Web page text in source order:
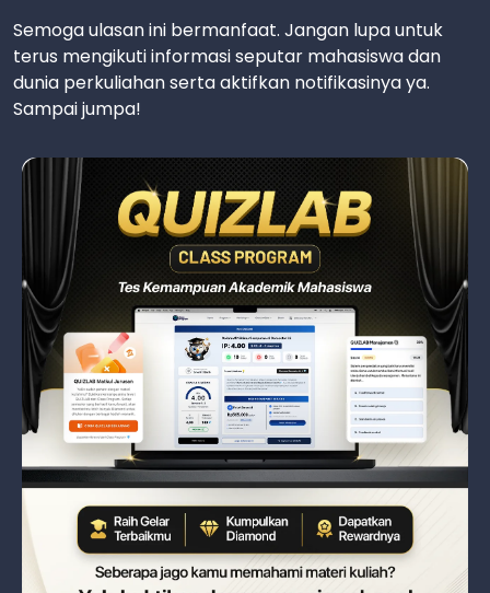
Semoga ulasan ini bermanfaat. Jangan lupa untuk
terus mengikuti informasi seputar mahasiswa dan
dunia perkuliahan serta aktifkan notifikasinya ya.
Sampai jumpa!